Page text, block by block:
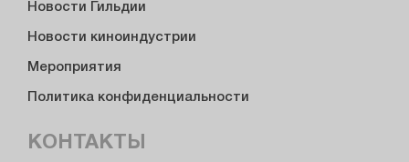
Новости Гильдии
Новости киноиндустрии
Мероприятия
Политика конфиденциальности
КОНТАКТЫ